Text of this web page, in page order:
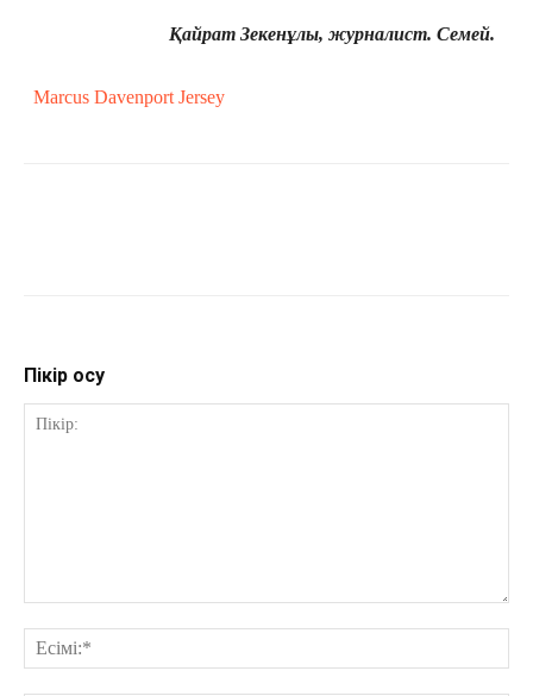
Қайрат Зекенұлы, журналист. Семей.
Marcus Davenport Jersey
Пікір қосу